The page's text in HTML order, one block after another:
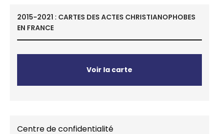
2015-2021 : CARTES DES ACTES CHRISTIANOPHOBES
EN FRANCE
Voir la carte
Centre de confidentialité